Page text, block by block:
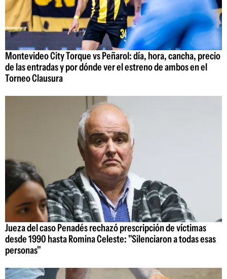
Montevideo City Torque vs Peñarol: día, hora, cancha, precio
de las entradas y por dónde ver el estreno de ambos en el
Torneo Clausura
Jueza del caso Penadés rechazó prescripción de víctimas
desde 1990 hasta Romina Celeste: "Silenciaron a todas esas
personas"